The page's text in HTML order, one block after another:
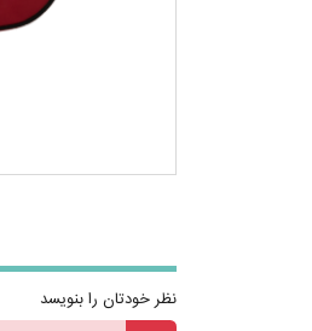
نظر خودتان را بنویسد